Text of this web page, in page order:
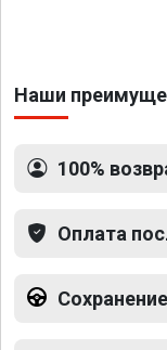
Наши
100%
Оплата